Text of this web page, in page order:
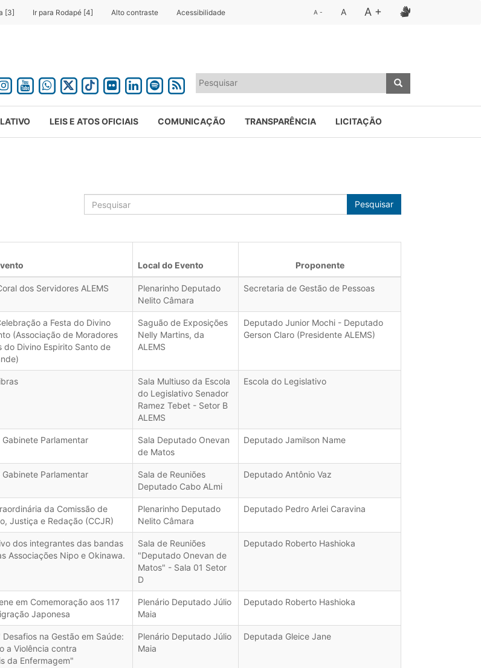
[3] Ir para Rodapé [4] Alto contraste Acessibilidade A - A A +
LEIS E ATOS OFICIAIS COMUNICAÇÃO TRANSPARÊNCIA LICITAÇÃO
Pesquisar
Local do Evento Proponente
dos Servidores ALEMS
Plenarinho Deputado
Nelito Câmara
Secretaria de Gestão de Pessoas
a Festa do Divino
(Associação de Moradores
do Divino Espirito Santo de
Saguão de Exposições
Nelly Martins, da
ALEMS
Deputado Junior Mochi - Deputado
Gerson Claro (Presidente ALEMS)
Sala Multiuso da Escola
do Legislativo Senador
Ramez Tebet - Setor B
ALEMS
Escola do Legislativo
Gabinete Parlamentar
Sala Deputado Onevan
de Matos
Deputado Jamilson Name
Gabinete Parlamentar
Sala de Reuniões
Deputado Cabo ALmi
Deputado Antônio Vaz
da Comissão de
Justiça e Redação (CCJR)
Plenarinho Deputado
Nelito Câmara
Deputado Pedro Arlei Caravina
dos integrantes das bandas
Associações Nipo e Okinawa.
Sala de Reuniões
"Deputado Onevan de
Matos" - Sala 01 Setor
D
Deputado Roberto Hashioka
em Comemoração aos 117
Japonesa
Plenário Deputado Júlio
Maia
Deputado Roberto Hashioka
Desafios na Gestão em Saúde:
a Violência contra
da Enfermagem"
Plenário Deputado Júlio
Maia
Deputada Gleice Jane